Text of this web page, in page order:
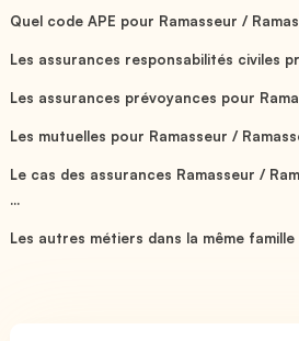
Quel code APE pour Ramasseur /
Les assurances responsabilités civiles
Les assurances prévoyances pour
Les mutuelles pour Ramasseur /
Le cas des assurances Ramasseur /
...
Les autres métiers dans la même